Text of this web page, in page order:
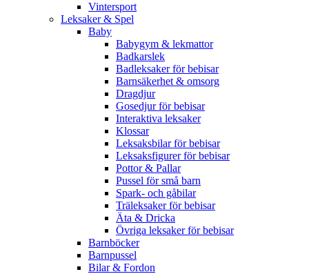
Vintersport
Leksaker & Spel
Baby
Babygym & lekmattor
Badkarslek
Badleksaker för bebisar
Barnsäkerhet & omsorg
Dragdjur
Gosedjur för bebisar
Interaktiva leksaker
Klossar
Leksaksbilar för bebisar
Leksaksfigurer för bebisar
Pottor & Pallar
Pussel för små barn
Spark- och gåbilar
Träleksaker för bebisar
Äta & Dricka
Övriga leksaker för bebisar
Barnböcker
Barnpussel
Bilar & Fordon